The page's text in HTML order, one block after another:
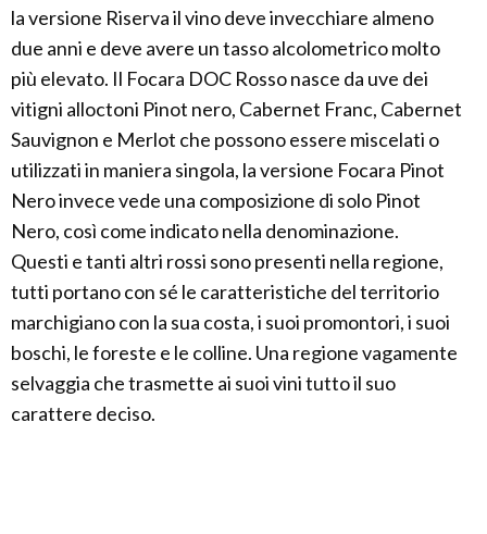
la versione Riserva il vino deve invecchiare almeno
due anni e deve avere un tasso alcolometrico molto
più elevato. Il Focara DOC Rosso nasce da uve dei
vitigni alloctoni Pinot nero, Cabernet Franc, Cabernet
Sauvignon e Merlot che possono essere miscelati o
utilizzati in maniera singola, la versione Focara Pinot
Nero invece vede una composizione di solo Pinot
Nero, così come indicato nella denominazione.
Questi e tanti altri rossi sono presenti nella regione,
tutti portano con sé le caratteristiche del territorio
marchigiano con la sua costa, i suoi promontori, i suoi
boschi, le foreste e le colline. Una regione vagamente
selvaggia che trasmette ai suoi vini tutto il suo
carattere deciso.